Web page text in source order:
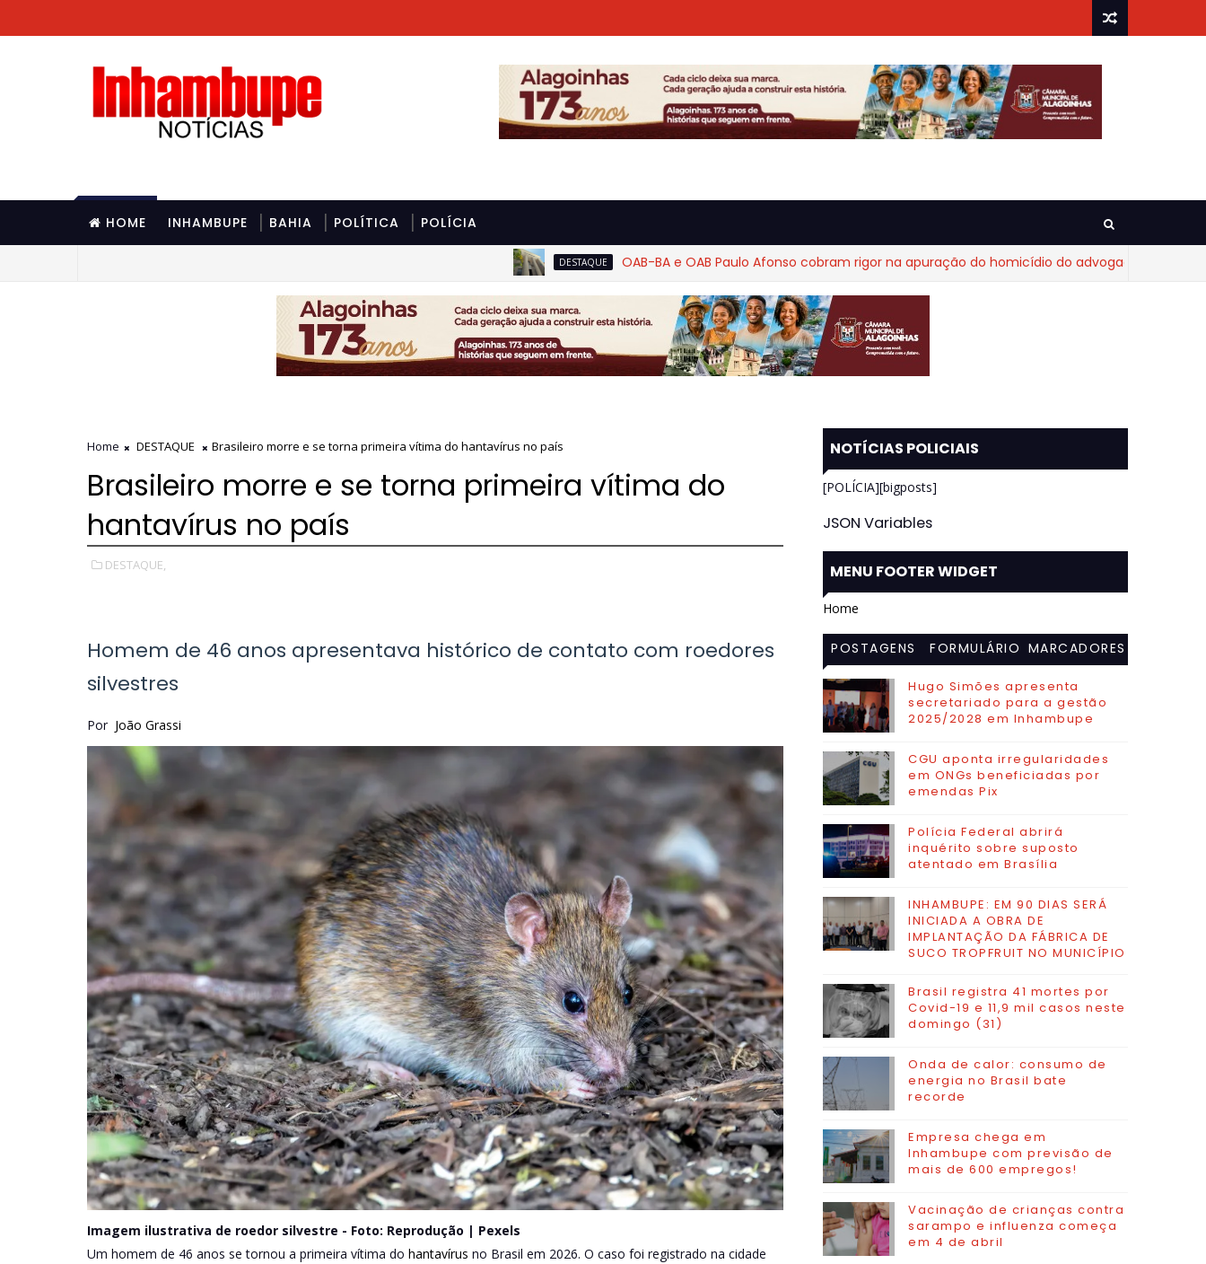
HOME INHAMBUPE BAHIA POLÍTICA POLÍCIA
DESTAQUE OAB-BA e OAB Paulo Afonso cobram rigor na apuração do homicídio do advogado Diego Fraga de
Home DESTAQUE Brasileiro morre e se torna primeira vítima do hantavírus no país
Brasileiro morre e se torna primeira vítima do
hantavírus no país
DESTAQUE,
Homem de 46 anos apresentava histórico de contato com roedores
silvestres
Por João Grassi
Imagem ilustrativa de roedor silvestre - Foto: Reprodução | Pexels
Um homem de 46 anos se tornou a primeira vítima do hantavírus no Brasil em 2026. O caso foi registrado na cidade
NOTÍCIAS POLICIAIS
[POLÍCIA][bigposts]
JSON Variables
MENU FOOTER WIDGET
Home
POSTAGENS
MAIS
VISITADAS
FORMULÁRIO MARCADORES
Hugo Simões apresenta
secretariado para a gestão
2025/2028 em Inhambupe
CGU aponta irregularidades
em ONGs beneficiadas por
emendas Pix
Polícia Federal abrirá
inquérito sobre suposto
atentado em Brasília
INHAMBUPE: EM 90 DIAS SERÁ
INICIADA A OBRA DE
IMPLANTAÇÃO DA FÁBRICA DE
SUCO TROPFRUIT NO MUNICÍPIO
Brasil registra 41 mortes por
Covid-19 e 11,9 mil casos neste
domingo (31)
Onda de calor: consumo de
energia no Brasil bate
recorde
Empresa chega em
Inhambupe com previsão de
mais de 600 empregos!
Vacinação de crianças contra
sarampo e influenza começa
em 4 de abril